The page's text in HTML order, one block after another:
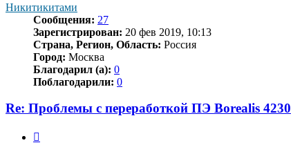
Никитикитами
Сообщения: 27
Зарегистрирован: 20 фев 2019, 10:13
Страна, Регион, Область: Россия
Город: Москва
Благодарил (а): 0
Поблагодарили: 0
Re: Проблемы с переработкой ПЭ Borealis 4230